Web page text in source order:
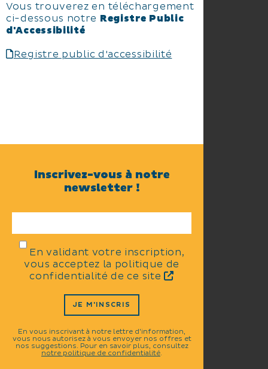
Vous trouverez en téléchargement
ci-dessous notre Registre Public
d'Accessibilité
Registre public d'accessibilité
Inscrivez-vous à notre
newsletter !
En validant votre inscription,
vous acceptez la politique de
confidentialité de ce site
JE M'INSCRIS
En vous inscrivant à notre lettre d'information,
vous nous autorisez à vous envoyer nos offres et
nos suggestions. Pour en savoir plus, consultez
notre politique de confidentialité.